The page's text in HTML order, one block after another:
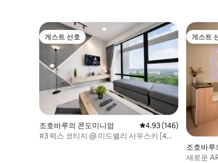
게스트 선호
게스트 선호
조호바루의 콘도미니엄 평점 4.93점(5점 만점),
4.93 (146)
#3 럭스 코티지 @ 미드밸리 사우스키 [4인
게스트
게스트
조호바루
새로운